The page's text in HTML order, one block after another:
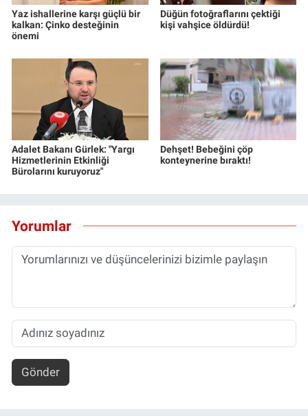
Yaz ishallerine karşı güçlü bir
kalkan: Çinko desteğinin
önemi
Düğün fotoğraflarını çektiği
kişi vahşice öldürdü!
Adalet Bakanı Gürlek: "Yargı
Hizmetlerinin Etkinliği
Bürolarını kuruyoruz"
Dehşet! Bebeğini çöp
konteynerine bıraktı!
Yorumlar
Gönder